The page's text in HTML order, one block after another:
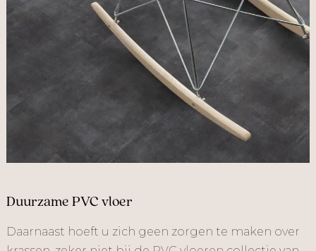
Duurzame PVC vloer
Daarnaast hoeft u zich geen zorgen te maken over